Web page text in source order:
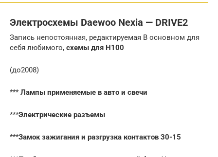
Электросхемы Daewoo Nexia — DRIVE2
Запись непостоянная, редактируемая В основном для
себя любимого, схемы для Н100
(до2008)
*** Лампы применяемые в авто и свечи
***Электрические разъемы
***Замок зажигания и разгрузка контактов 30-15